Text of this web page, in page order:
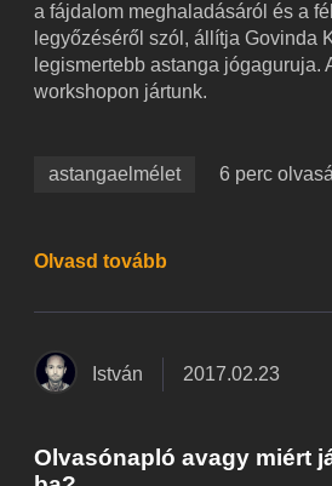
a fájdalom meghaladásáról és a
legyőzéséről szól, állítja Govinda
legismertebb astanga jógaguruja.
workshopon jártunk.
astangaelmélet 6 perc
Olvasd tovább
István 2017.02.23
Olvasónapló avagy miért